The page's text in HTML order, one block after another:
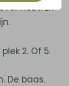
hebt. En
2. Of 5.
De baas.